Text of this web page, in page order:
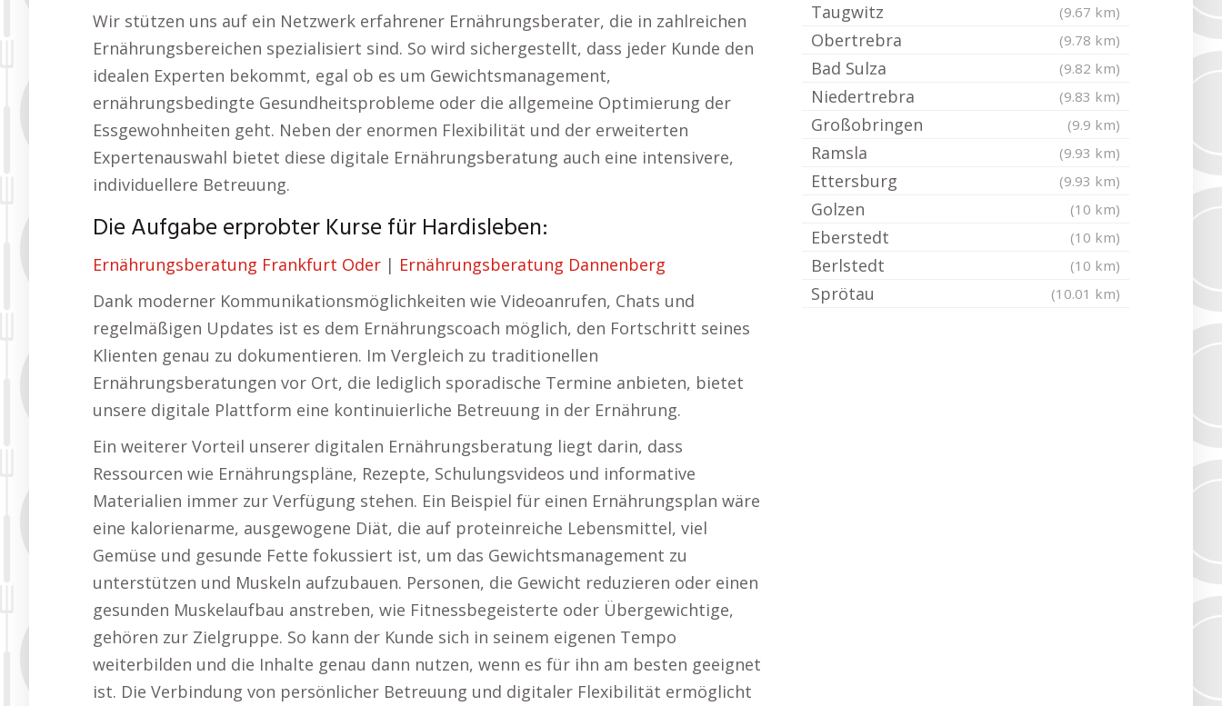
Wir stützen uns auf ein Netzwerk erfahrener Ernährungsberater, die in zahlreichen
Ernährungsbereichen spezialisiert sind. So wird sichergestellt, dass jeder Kunde den
idealen Experten bekommt, egal ob es um Gewichtsmanagement,
ernährungsbedingte Gesundheitsprobleme oder die allgemeine Optimierung der
Essgewohnheiten geht. Neben der enormen Flexibilität und der erweiterten
Expertenauswahl bietet diese digitale Ernährungsberatung auch eine intensivere,
individuellere Betreuung.
Die Aufgabe erprobter Kurse für Hardisleben:
Ernährungsberatung Frankfurt Oder | Ernährungsberatung Dannenberg
Dank moderner Kommunikationsmöglichkeiten wie Videoanrufen, Chats und
regelmäßigen Updates ist es dem Ernährungscoach möglich, den Fortschritt seines
Klienten genau zu dokumentieren. Im Vergleich zu traditionellen
Ernährungsberatungen vor Ort, die lediglich sporadische Termine anbieten, bietet
unsere digitale Plattform eine kontinuierliche Betreuung in der Ernährung.
Ein weiterer Vorteil unserer digitalen Ernährungsberatung liegt darin, dass
Ressourcen wie Ernährungspläne, Rezepte, Schulungsvideos und informative
Materialien immer zur Verfügung stehen. Ein Beispiel für einen Ernährungsplan wäre
eine kalorienarme, ausgewogene Diät, die auf proteinreiche Lebensmittel, viel
Gemüse und gesunde Fette fokussiert ist, um das Gewichtsmanagement zu
unterstützen und Muskeln aufzubauen. Personen, die Gewicht reduzieren oder einen
gesunden Muskelaufbau anstreben, wie Fitnessbegeisterte oder Übergewichtige,
gehören zur Zielgruppe. So kann der Kunde sich in seinem eigenen Tempo
weiterbilden und die Inhalte genau dann nutzen, wenn es für ihn am besten geeignet
ist. Die Verbindung von persönlicher Betreuung und digitaler Flexibilität ermöglicht
Taugwitz (9.67 km)
Obertrebra (9.78 km)
Bad Sulza (9.82 km)
Niedertrebra (9.83 km)
Großobringen (9.9 km)
Ramsla (9.93 km)
Ettersburg (9.93 km)
Golzen (10 km)
Eberstedt (10 km)
Berlstedt (10 km)
Sprötau (10.01 km)